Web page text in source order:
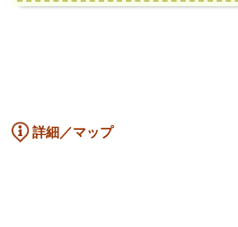
詳細／マップ